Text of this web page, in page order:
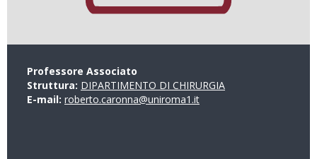
Professore Associato
Struttura: DIPARTIMENTO DI CHIRURGIA
E-mail: roberto.caronna@uniroma1.it